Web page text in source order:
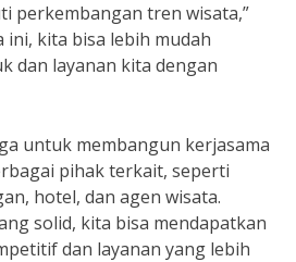
perkembangan tren wisata,”
ini, kita bisa lebih mudah
dan layanan kita dengan
untuk membangun kerjasama
pihak terkait, seperti
hotel, dan agen wisata.
solid, kita bisa mendapatkan
dan layanan yang lebih